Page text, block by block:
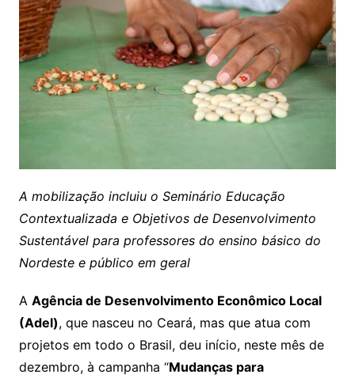
A mobilização incluiu o Seminário Educação
Contextualizada e Objetivos de Desenvolvimento
Sustentável para professores do ensino básico do
Nordeste e público em geral
A Agência de Desenvolvimento Econômico Local
(Adel), que nasceu no Ceará, mas que atua com
projetos em todo o Brasil, deu início, neste mês de
dezembro, à campanha “Mudanças para